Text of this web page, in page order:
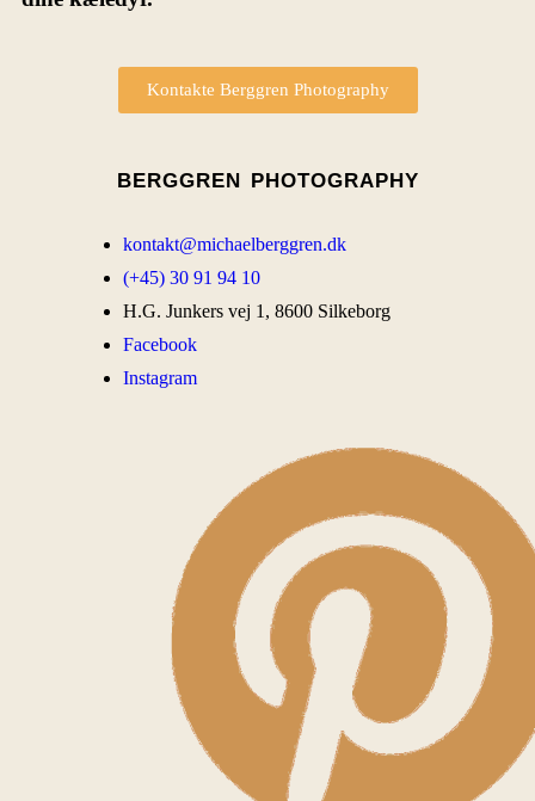
Kontakte Berggren Photography
BERGGREN PHOTOGRAPHY
kontakt@michaelberggren.dk
(+45) 30 91 94 10
H.G. Junkers vej 1, 8600 Silkeborg
Facebook
Instagram